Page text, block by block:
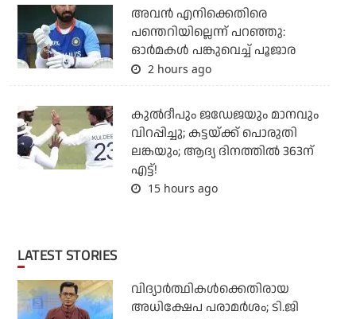
അവന്‍ എനിക്കെതിരെ
പന്തെറിയില്ലെന്ന് പറഞ്ഞു:
ഓര്‍മകള്‍ പങ്കുവെച്ച് പൂജാര
2 hours ago
കുല്‍ദീപും ജഡേജയും മാനവും
വിറപ്പിച്ചു; കട്ടയ്ക്ക് പൊരുതി
ലങ്കയും; ആദ്യ ദിനത്തില്‍ 363ന്
എട്ട്!
15 hours ago
LATEST STORIES
വിദ്യാര്‍ത്ഥികള്‍ക്കെതിരായ
അധിക്ഷേപ പരാമര്‍ശം; ടി.ജി